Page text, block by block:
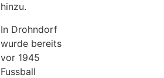
hinzu.
In Drohndorf
wurde bereits
vor 1945
Fussball